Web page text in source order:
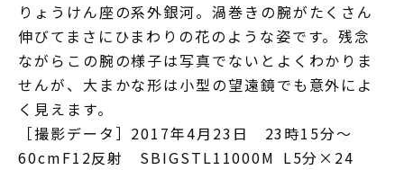
りょうけん座の系外銀河。渦巻きの腕がたくさん
伸びてまさにひまわりの花のような姿です。残念
ながらこの腕の様子は写真でないとよくわかりま
せんが、大まかな形は小型の望遠鏡でも意外によ
く見えます。
［撮影データ］2017年4月23日 23時15分～
60cmF12反射 SBIGSTL11000M L5分×24